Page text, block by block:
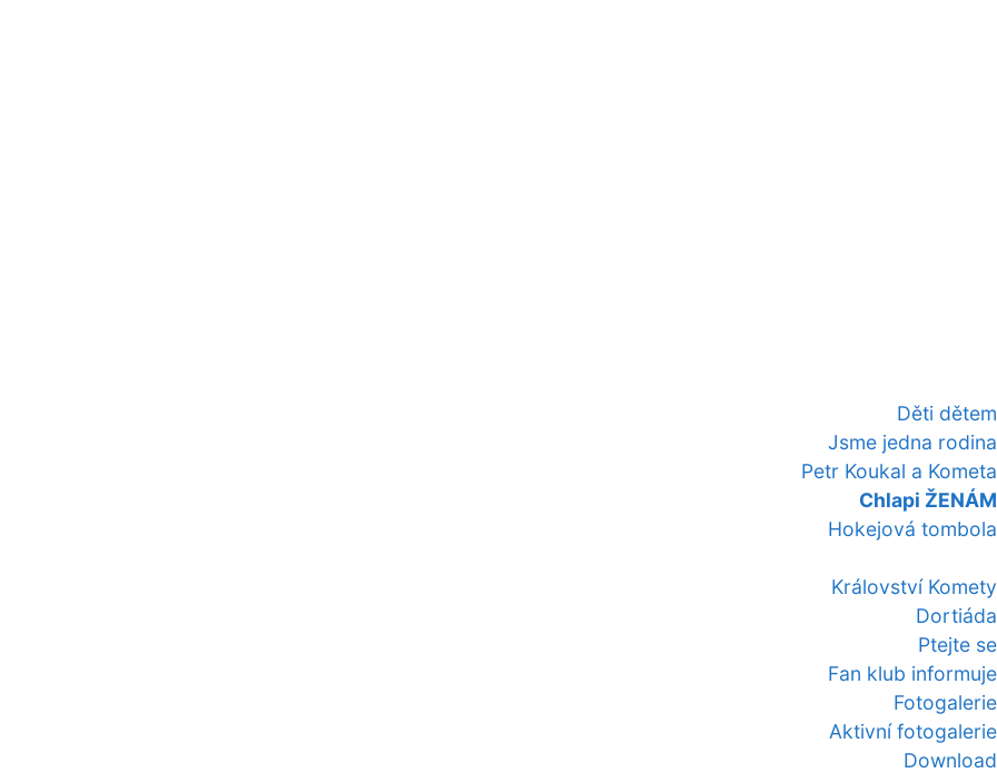
Děti dětem
Jsme jedna rodina
Petr Koukal a Kometa
Chlapi ŽENÁM
Hokejová tombola
Království Komety
Dortiáda
Ptejte se
Fan klub informuje
Fotogalerie
Aktivní fotogalerie
Download